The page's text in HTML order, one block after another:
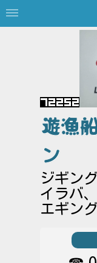
遊漁
ン
ジギン
イラバ、
エギン